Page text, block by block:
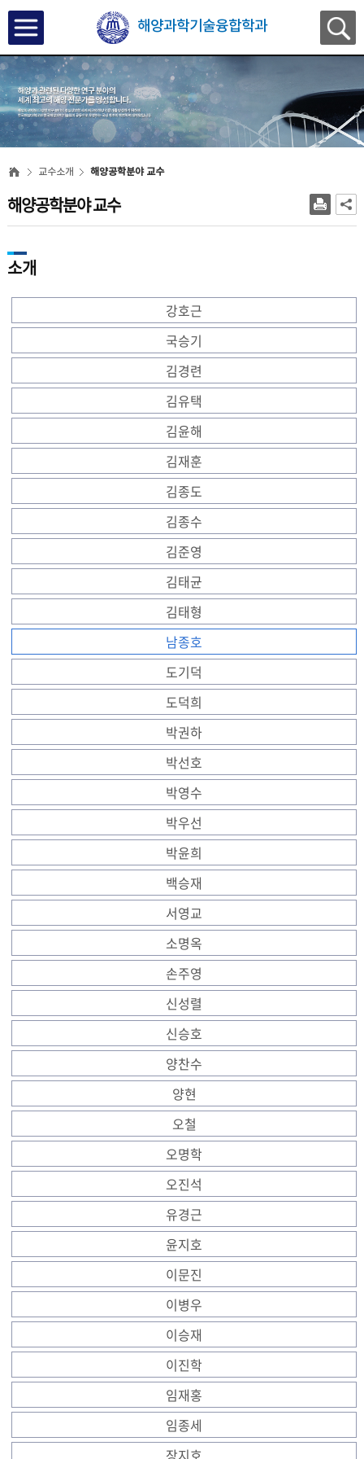
해양과학기술융합학과
교수소개 해양공학분야 교수
해양공학분야 교수
소개
강호근
국승기
김경련
김유택
김윤해
김재훈
김종도
김종수
김준영
김태균
김태형
남종호
도기덕
도덕희
박권하
박선호
박영수
박우선
박윤희
백승재
서영교
소명옥
손주영
신성렬
신승호
양찬수
양현
오철
오명학
오진석
유경근
윤지호
이문진
이병우
이승재
이진학
임재홍
임종세
장지호